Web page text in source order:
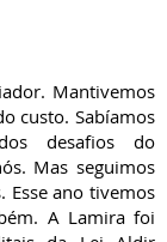
Mantivemos
custo. Sabíamos
desafios do
Mas seguimos
Esse ano tivemos
A Lamira foi